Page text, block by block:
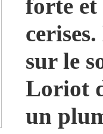
forte
sur le
Loriot
un